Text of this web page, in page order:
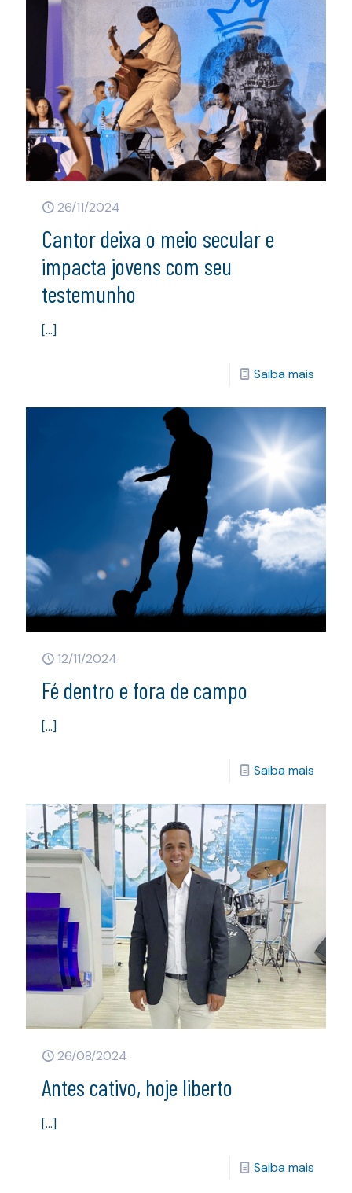
26/11/2024
Cantor deixa o meio secular e
impacta jovens com seu
testemunho
[…]
Saiba mais
12/11/2024
Fé dentro e fora de campo
[…]
Saiba mais
26/08/2024
Antes cativo, hoje liberto
[…]
Saiba mais